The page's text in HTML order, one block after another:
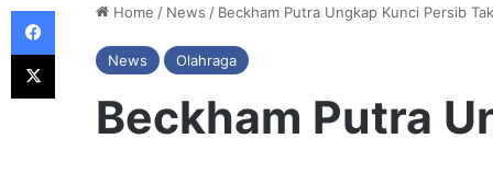
Home / News / Beckham Putra Ungkap Kunci Persib
News Olahraga
Beckham Putra
Facebook
X